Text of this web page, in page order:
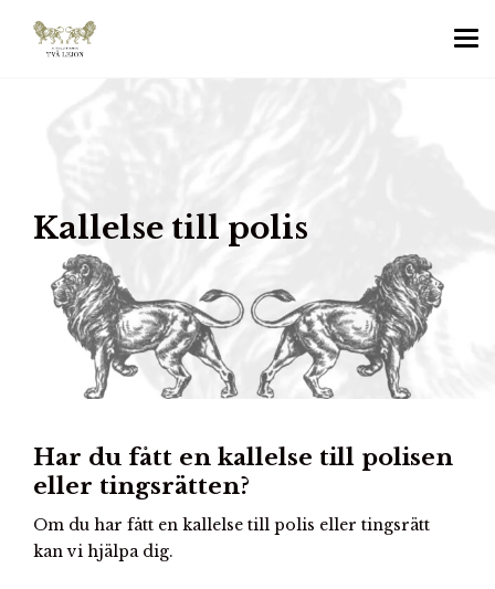
Kallelse till polis
Har du fått en kallelse till polisen
eller tingsrätten?
Om du har fått en kallelse till polis eller tingsrätt
kan vi hjälpa dig.